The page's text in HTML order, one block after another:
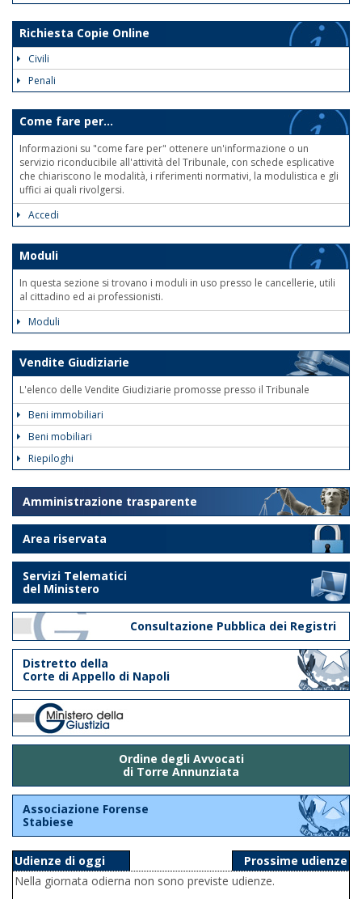
Richiesta Copie Online
Civili
Penali
Come fare per...
Informazioni su "come fare per" ottenere un'informazione o un
servizio riconducibile all'attività del Tribunale, con schede esplicative
che chiariscono le modalità, i riferimenti normativi, la modulistica e gli
uffici ai quali rivolgersi.
Accedi
Moduli
In questa sezione si trovano i moduli in uso presso le cancellerie, utili
al cittadino ed ai professionisti.
Moduli
Vendite Giudiziarie
L'elenco delle Vendite Giudiziarie promosse presso il Tribunale
Beni immobiliari
Beni mobiliari
Riepiloghi
Amministrazione trasparente
Area riservata
Servizi Telematici
del Ministero
Consultazione Pubblica dei Registri
Distretto della
Corte di Appello di Napoli
Ordine degli Avvocati
di Torre Annunziata
Associazione Forense
Stabiese
Udienze di oggi
Prossime udienze
Nella giornata odierna non sono previste udienze.